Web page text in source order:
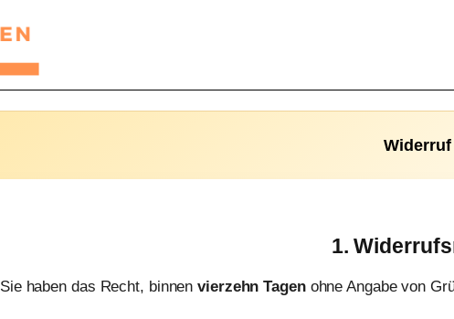
Widerruf
1.
Sie haben das Recht, binnenvierzehn Tagenohne Angabe von